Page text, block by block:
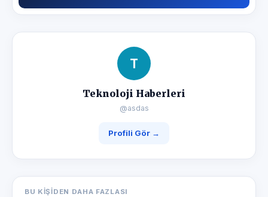
T
Teknoloji Haberleri
@asdas
Profili Gör →
BU KIŞIDEN DAHA FAZLASI